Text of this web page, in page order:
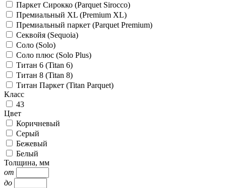
Паркет Сирокко (Parquet Sirocco)
Премиальный XL (Premium XL)
Премиальный паркет (Parquet Premium)
Секвойя (Sequoia)
Соло (Solo)
Соло плюс (Solo Plus)
Титан 6 (Titan 6)
Титан 8 (Titan 8)
Титан Паркет (Titan Parquet)
Класс
43
Цвет
Коричневый
Серый
Бежевый
Белый
Толщина, мм
от
до